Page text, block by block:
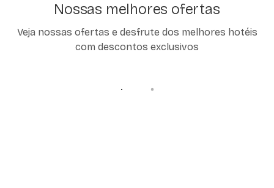
Nossas melhores ofertas
Veja nossas ofertas e desfrute dos melhores hotéis
com descontos exclusivos